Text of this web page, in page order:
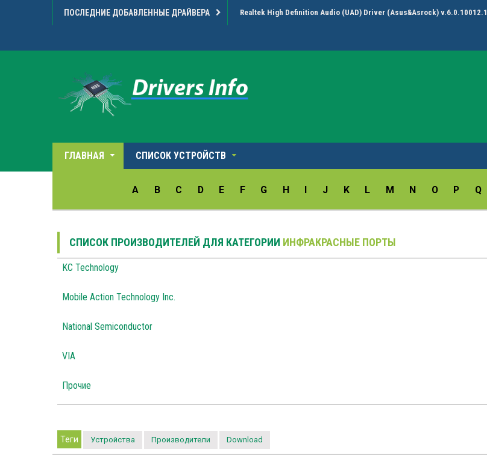
ПОСЛЕДНИЕ ДОБАВЛЕННЫЕ ДРАЙВЕРА Realtek High Definition Audio (UAD) Driver (Asus&Asrock) v.6.0.10012.1
ГЛАВНАЯ СПИСОК УСТРОЙСТВ
A B C D E F G H J K L M N O P Q
СПИСОК ПРОИЗВОДИТЕЛЕЙ ДЛЯ КАТЕГОРИИ ИНФРАКРАСНЫЕ ПОРТЫ
KC Technology
Mobile Action Technology Inc.
National Semiconductor
VIA
Прочие
Теги Устройства Производители Download